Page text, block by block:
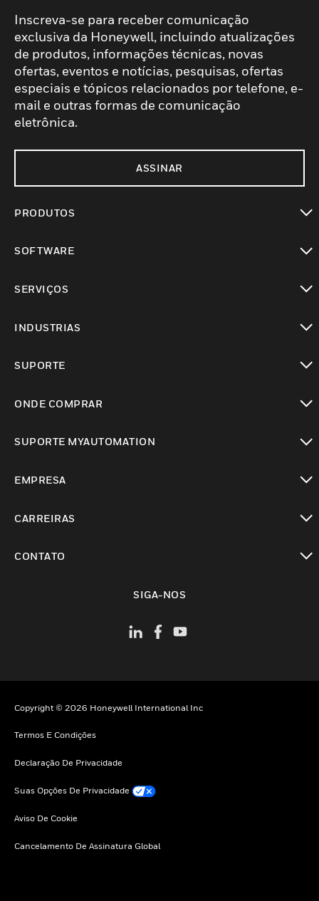
Inscreva-se para receber comunicação
exclusiva da Honeywell, incluindo atualizações
de produtos, informações técnicas, novas
ofertas, eventos e notícias, pesquisas, ofertas
especiais e tópicos relacionados por telefone, e-
mail e outras formas de comunicação
eletrônica.
ASSINAR
PRODUTOS
SOFTWARE
SERVIÇOS
INDUSTRIAS
SUPORTE
ONDE COMPRAR
SUPORTE MYAUTOMATION
EMPRESA
CARREIRAS
CONTATO
SIGA-NOS
Copyright © 2026 Honeywell International Inc
Termos E Condições
Declaração De Privacidade
Suas Opções De Privacidade
Aviso De Cookie
Cancelamento De Assinatura Global